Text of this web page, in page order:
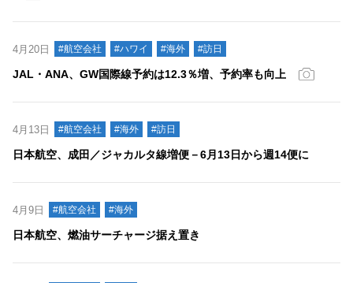
4月20日 #航空会社 #ハワイ #海外 #訪日
JAL・ANA、GW国際線予約は12.3％増、予約率も向上
4月13日 #航空会社 #海外 #訪日
日本航空、成田／ジャカルタ線増便－6月13日から週14便に
4月9日 #航空会社 #海外
日本航空、燃油サーチャージ据え置き